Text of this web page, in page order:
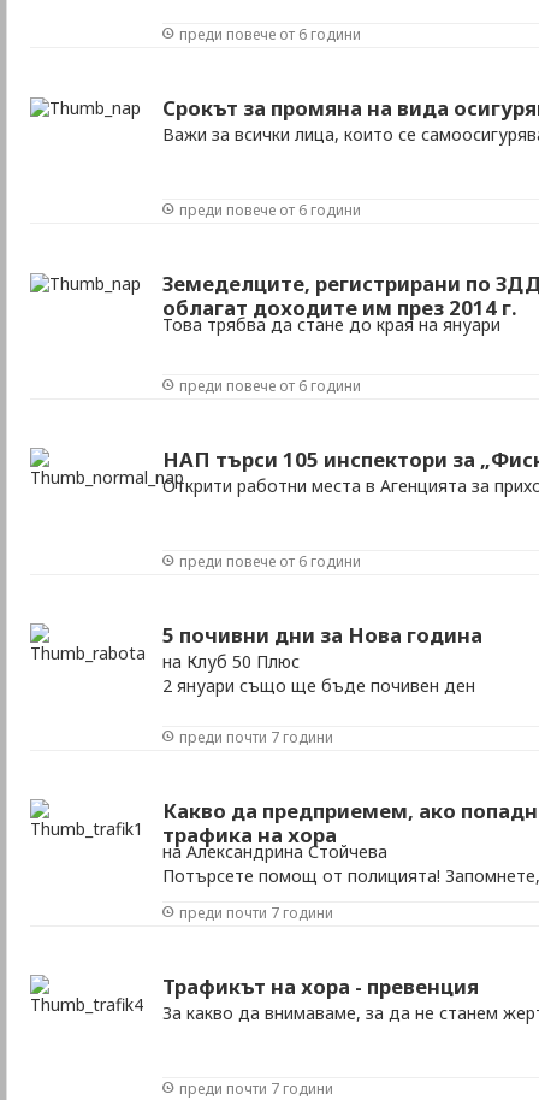
преди повече от 6 години
Срокът за промяна на вида
Важи за всички лица, които се
преди повече от 6 години
Земеделците, регистрирани по
облагат доходите им през 2014 г.
Това трябва да стане до края на януари
преди повече от 6 години
НАП търси 105 инспектори за
Открити работни места в Агенцията за
преди повече от 6 години
5 почивни дни за Нова година
на Клуб 50 Плюс
2 януари също ще бъде почивен ден
преди почти 7 години
Какво да предприемем, ако
трафика на хора
на Александрина Стойчева
Потърсете помощ от полицията!
престъпление, а не престъпник, както
преди почти 7 години
Трафикът на хора - превенция
За какво да внимаваме, за да не станем
преди почти 7 години